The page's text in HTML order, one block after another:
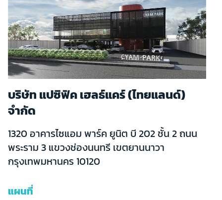
บริษัท แปซิฟิค เฮลธ์แคร์ (ไทยแลนด์)
จำกัด
1320 อาคารไซแอม พาร์ค ยูนิต บี 202 ชั้น 2 ถนน
พระราม 3 แขวงช่องนนทรี เขตยานนาวา
กรุงเทพมหานคร 10120
แผนที่